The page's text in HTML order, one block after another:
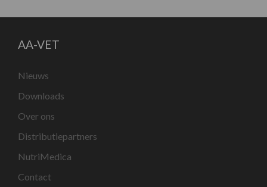
AA-VET
Nieuws
Downloads
Over ons
Distributiepartners
NutriMedica
Contact